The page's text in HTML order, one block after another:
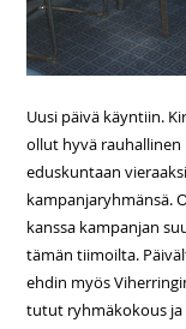
Uusi päivä käyntiin.
ollut hyvä rauhallinen
eduskuntaan
kampanjaryhmänsä.
kanssa kampanjan
tämän tiimoilta.
ehdin myös
tutut ryhmäkokous ja